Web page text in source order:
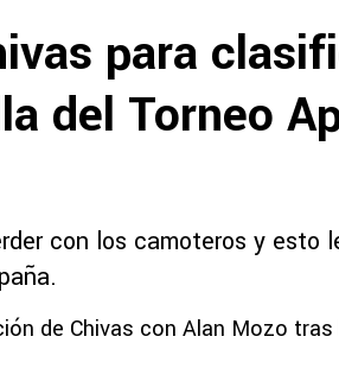
para
del Torneo
con los camoteros y esto
de Chivas con Alan Mozo